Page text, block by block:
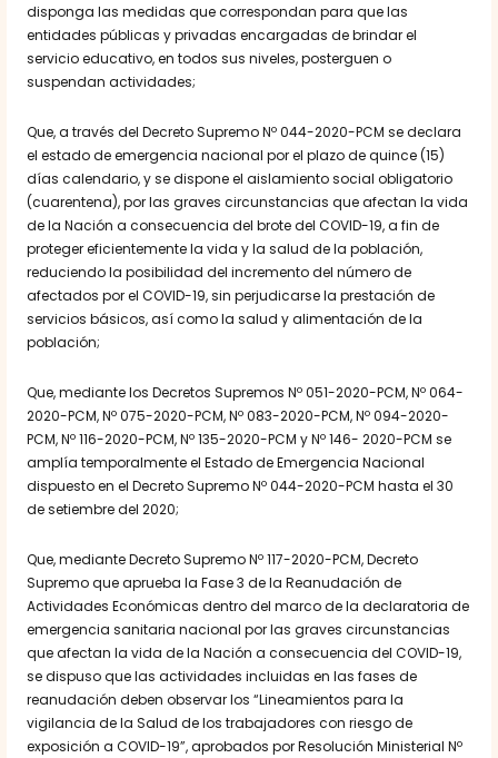
disponga las medidas que correspondan para que las
entidades públicas y privadas encargadas de brindar el
servicio educativo, en todos sus niveles, posterguen o
suspendan actividades;
Que, a través del Decreto Supremo Nº 044-2020-PCM se declara
el estado de emergencia nacional por el plazo de quince (15)
días calendario, y se dispone el aislamiento social obligatorio
(cuarentena), por las graves circunstancias que afectan la vida
de la Nación a consecuencia del brote del COVID-19, a fin de
proteger eficientemente la vida y la salud de la población,
reduciendo la posibilidad del incremento del número de
afectados por el COVID-19, sin perjudicarse la prestación de
servicios básicos, así como la salud y alimentación de la
población;
Que, mediante los Decretos Supremos Nº 051-2020-PCM, Nº 064-
2020-PCM, Nº 075-2020-PCM, Nº 083-2020-PCM, Nº 094-2020-
PCM, Nº 116-2020-PCM, Nº 135-2020-PCM y Nº 146- 2020-PCM se
amplía temporalmente el Estado de Emergencia Nacional
dispuesto en el Decreto Supremo Nº 044-2020-PCM hasta el 30
de setiembre del 2020;
Que, mediante Decreto Supremo Nº 117-2020-PCM, Decreto
Supremo que aprueba la Fase 3 de la Reanudación de
Actividades Económicas dentro del marco de la declaratoria de
emergencia sanitaria nacional por las graves circunstancias
que afectan la vida de la Nación a consecuencia del COVID-19,
se dispuso que las actividades incluidas en las fases de
reanudación deben observar los “Lineamientos para la
vigilancia de la Salud de los trabajadores con riesgo de
exposición a COVID-19”, aprobados por Resolución Ministerial Nº